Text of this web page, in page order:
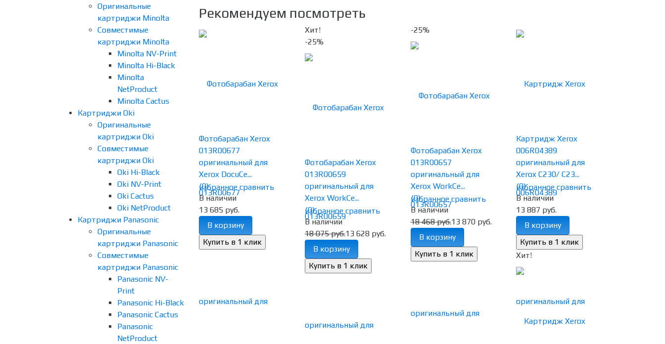
Оригинальные
картриджи Minolta
Совместимые
картриджи Minolta
Minolta NV-Print
Minolta Hi-Black
Minolta
NetProduct
Minolta Cactus
Картриджи Oki
Оригинальные
картриджи Oki
Совместимые
картриджи Oki
Oki Hi-Black
Oki NV-Print
Oki Cactus
Oki NetProduct
Картриджи Panasonic
Оригинальные
картриджи Panasonic
Совместимые
картриджи Panasonic
Panasonic NV-
Print
Panasonic Hi-Black
Panasonic Cactus
Panasonic
NetProduct
Рекомендуем посмотреть
избранное сравнить
Фотобарабан Xerox
013R00677
оригинальный для
Xerox DocuCe...
(0)
В наличии
13 685 руб.
В корзину
Хит!
-25%
избранное сравнить
Фотобарабан Xerox
013R00659
оригинальный для
Xerox WorkCe...
(0)
В наличии
18 075 руб.13 628 руб.
В корзину
-25%
избранное сравнить
Фотобарабан Xerox
013R00657
оригинальный для
Xerox WorkCe...
(0)
В наличии
18 468 руб.13 870 руб.
В корзину
избранное сравнить
Картридж Xerox
006R04389
оригинальный для
Xerox C230/ C23...
(0)
В наличии
13 887 руб.
В корзину
Хит!